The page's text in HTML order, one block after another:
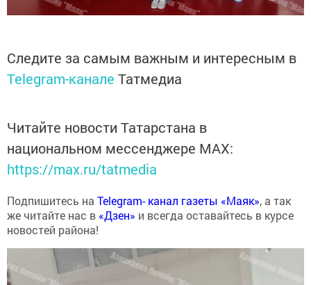
Следите за самым важным и интересным в
Telegram-канале Татмедиа
Читайте новости Татарстана в
национальном мессенджере MАХ:
https://max.ru/tatmedia
Подпишитесь на Telegram- канал газеты «Маяк», а так
же читайте нас в «Дзен» и всегда оставайтесь в курсе
новостей района!